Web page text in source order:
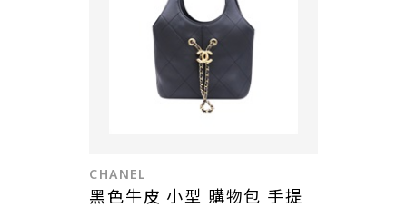
CHANEL
黑色牛皮 小型 購物包 手提